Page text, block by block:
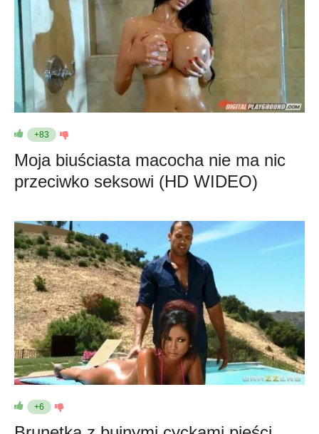
+83
Moja biuściasta macocha nie ma nic
przeciwko seksowi (HD WIDEO)
+6